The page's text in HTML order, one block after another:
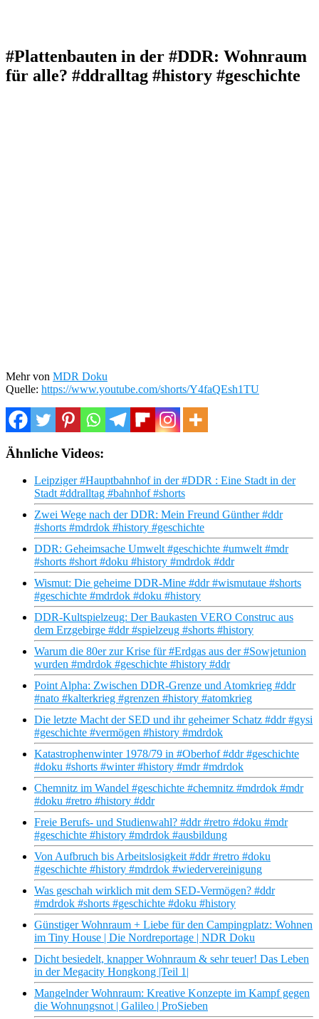
#Plattenbauten in der #DDR: Wohnraum
für alle? #ddralltag #history #geschichte
Mehr von MDR Doku
Quelle: https://www.youtube.com/shorts/Y4faQEsh1TU
Ähnliche Videos:
Leipziger #Hauptbahnhof in der #DDR : Eine Stadt in der
Stadt #ddralltag #bahnhof #shorts
Zwei Wege nach der DDR: Mein Freund Günther #ddr
#shorts #mdrdok #history #geschichte
DDR: Geheimsache Umwelt #geschichte #umwelt #mdr
#shorts #short #doku #history #mdrdok #ddr
Wismut: Die geheime DDR-Mine #ddr #wismutaue #shorts
#geschichte #mdrdok #doku #history
DDR-Kultspielzeug: Der Baukasten VERO Construc aus
dem Erzgebirge #ddr #spielzeug #shorts #history
Warum die 80er zur Krise für #Erdgas aus der #Sowjetunion
wurden #mdrdok #geschichte #history #ddr
Point Alpha: Zwischen DDR-Grenze und Atomkrieg #ddr
#nato #kalterkrieg #grenzen #history #atomkrieg
Die letzte Macht der SED und ihr geheimer Schatz #ddr #gysi
#geschichte #vermögen #history #mdrdok
Katastrophenwinter 1978/79 in #Oberhof #ddr #geschichte
#doku #shorts #winter #history #mdr #mdrdok
Chemnitz im Wandel #geschichte #chemnitz #mdrdok #mdr
#doku #retro #history #ddr
Freie Berufs- und Studienwahl? #ddr #retro #doku #mdr
#geschichte #history #mdrdok #ausbildung
Von Aufbruch bis Arbeitslosigkeit #ddr #retro #doku
#geschichte #history #mdrdok #wiedervereinigung
Was geschah wirklich mit dem SED-Vermögen? #ddr
#mdrdok #shorts #geschichte #doku #history
Günstiger Wohnraum + Liebe für den Campingplatz: Wohnen
im Tiny House | Die Nordreportage | NDR Doku
Dicht besiedelt, knapper Wohnraum & sehr teuer! Das Leben
in der Megacity Hongkong |Teil 1|
Mangelnder Wohnraum: Kreative Konzepte im Kampf gegen
die Wohnungsnot | Galileo | ProSieben